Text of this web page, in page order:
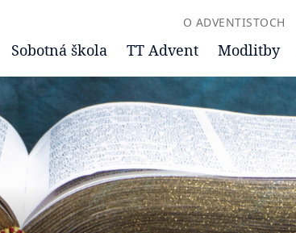
O ADVENTISTOCH
Sobotná škola TT Advent Modlitby